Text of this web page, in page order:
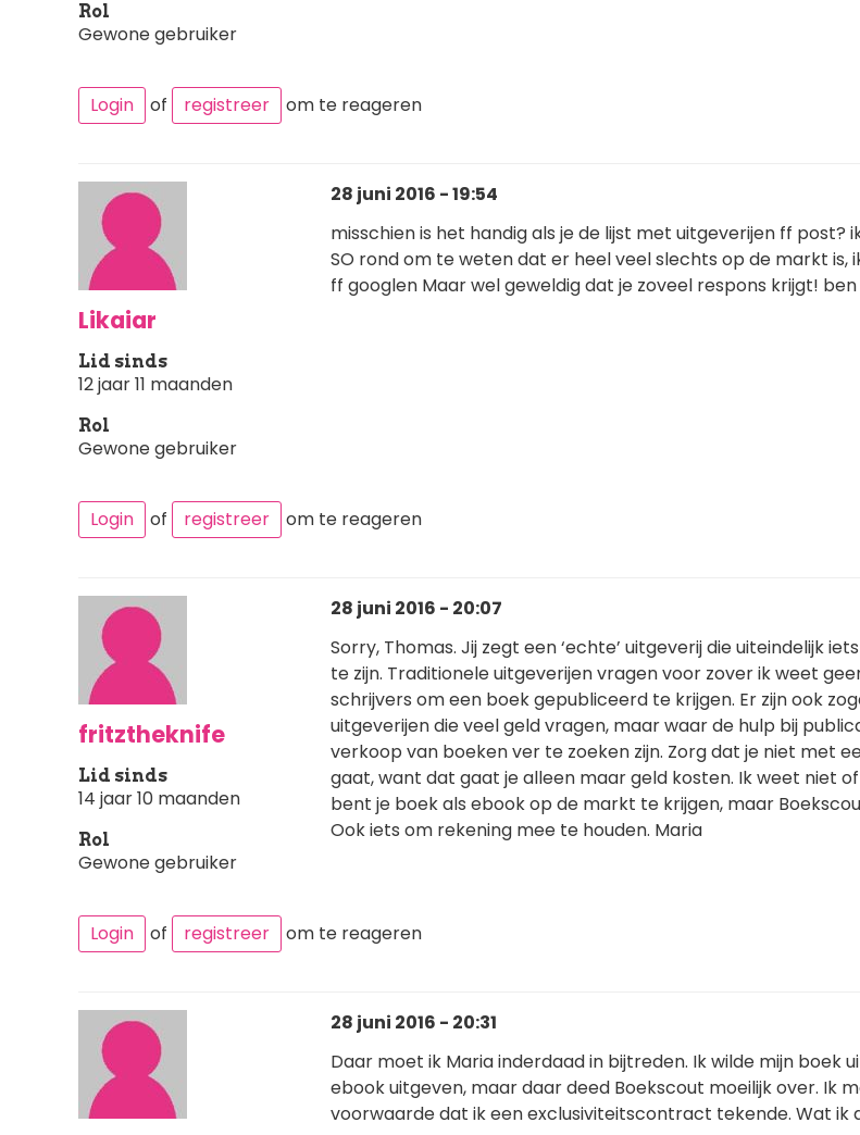
Rol
Gewone gebruiker
Login of registreer om te reageren
Likaiar
Lid sinds
12 jaar 11 maanden
Rol
Gewone gebruiker
28 juni 2016 - 19:54
misschien is het handig als je de lijst met uitgeverijen ff post?
SO rond om te weten dat er heel veel slechts op de markt is,
ff googlen Maar wel geweldig dat je zoveel respons krijgt!
Login of registreer om te reageren
fritztheknife
Lid sinds
14 jaar 10 maanden
Rol
Gewone gebruiker
28 juni 2016 - 20:07
Sorry, Thomas. Jij zegt een ‘echte’ uitgeverij die uiteindelijk
te zijn. Traditionele uitgeverijen vragen voor zover ik weet
schrijvers om een boek gepubliceerd te krijgen. Er zijn ook
uitgeverijen die veel geld vragen, maar waar de hulp bij
verkoop van boeken ver te zoeken zijn. Zorg dat je niet met
gaat, want dat gaat je alleen maar geld kosten. Ik weet niet
bent je boek als ebook op de markt te krijgen, maar
Ook iets om rekening mee te houden. Maria
Login of registreer om te reageren
28 juni 2016 - 20:31
Daar moet ik Maria inderdaad in bijtreden. Ik wilde mijn boek
ebook uitgeven, maar daar deed Boekscout moeilijk over. Ik
voorwaarde dat ik een exclusiviteitscontract tekende. Wat ik